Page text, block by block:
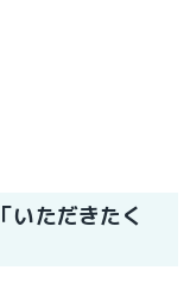
いただきたく